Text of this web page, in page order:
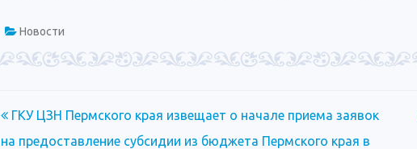
Новости
Навигация
по
ГКУ ЦЗН Пермского края извещает о начале приема заявок
на предоставление субсидии из бюджета Пермского края в